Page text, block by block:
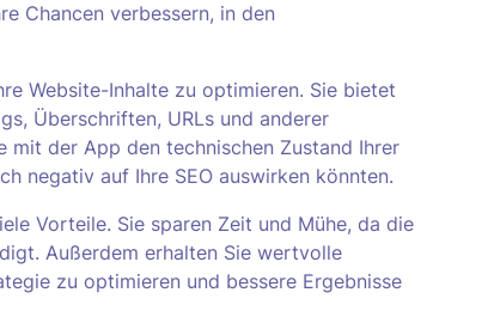
Chancen verbessern, in den
Website-Inhalte zu optimieren. Sie bietet
Überschriften, URLs und anderer
mit der App den technischen Zustand Ihrer
negativ auf Ihre SEO auswirken könnten.
Vorteile. Sie sparen Zeit und Mühe, da die
Außerdem erhalten Sie wertvolle
zu optimieren und bessere Ergebnisse